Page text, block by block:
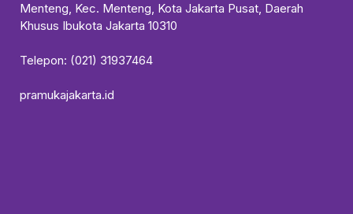
Menteng, Kec. Menteng, Kota Jakarta Pusat, Daerah
Khusus Ibukota Jakarta 10310
Telepon: (021) 31937464
pramukajakarta.id